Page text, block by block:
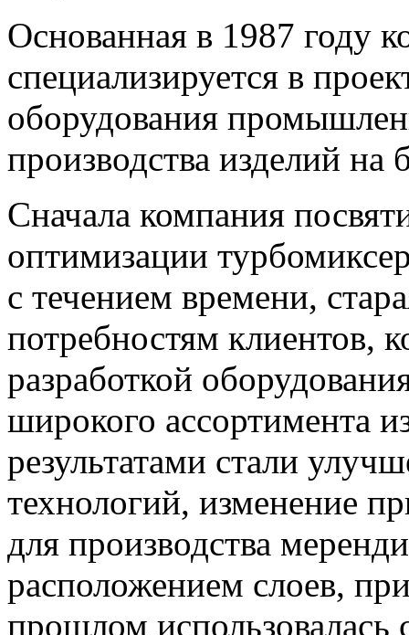
Основанная в 1987 году
специализируется в
оборудования
производства изделий на
Сначала компания
оптимизации
с течением времени,
потребностям клиентов,
разработкой
широкого ассортимента
результатами стали
технологий, изменение
для производства
расположением слоев,
прошлом использовалась